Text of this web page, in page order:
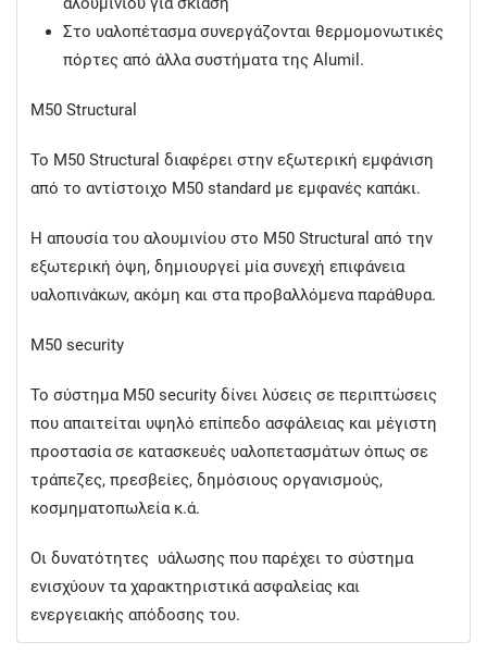
Στο υαλοπέτασμα συνεργάζονται θερμομονωτικές
πόρτες από άλλα συστήματα της Alumil.
Μ50 Structural
Το Μ50 Structural διαφέρει στην εξωτερική εμφάνιση
από το αντίστοιχο Μ50 standard με εμφανές καπάκι.
Η απουσία του αλουμινίου στο M50 Structural από την
εξωτερική όψη, δημιουργεί μία συνεχή επιφάνεια
υαλοπινάκων, ακόμη και στα προβαλλόμενα παράθυρα.
Μ50 security
Το σύστημα Μ50 security δίνει λύσεις σε περιπτώσεις
που απαιτείται υψηλό επίπεδο ασφάλειας και μέγιστη
προστασία σε κατασκευές υαλοπετασμάτων όπως σε
τράπεζες, πρεσβείες, δημόσιους οργανισμούς,
κοσμηματοπωλεία κ.ά.
Οι δυνατότητες υάλωσης που παρέχει το σύστημα
ενισχύουν τα χαρακτηριστικά ασφαλείας και
ενεργειακής απόδοσης του.